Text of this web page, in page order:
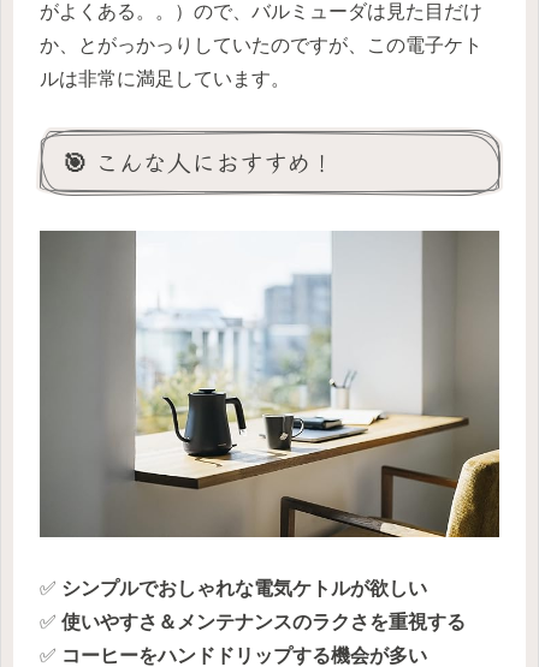
がよくある。。）ので、バルミューダは見た目だけ
か、とがっかっりしていたのですが、この電子ケト
ルは非常に満足しています。
🎯 こんな人におすすめ！
✅ シンプルでおしゃれな電気ケトルが欲しい
✅ 使いやすさ＆メンテナンスのラクさを重視する
✅ コーヒーをハンドドリップする機会が多い